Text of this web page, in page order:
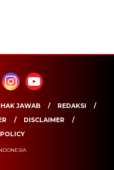
HAK JAWAB
REDAKSI
DISCLAIMER